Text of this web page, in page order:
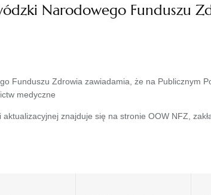
Narodowego Funduszu
Funduszu Zdrowia zawiadamia, że na Publicznym
medyczne
znajduje się na stronie OOW NFZ,